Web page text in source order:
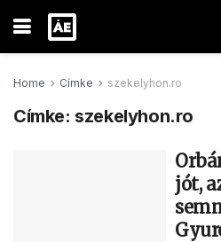
Home Címke szekelyhon.ro
Címke: szekelyhon.ro
jót,